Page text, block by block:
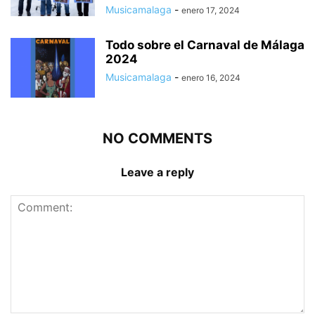
Musicamalaga - enero 17, 2024
Todo sobre el Carnaval de Málaga
2024
Musicamalaga - enero 16, 2024
NO COMMENTS
Leave a reply